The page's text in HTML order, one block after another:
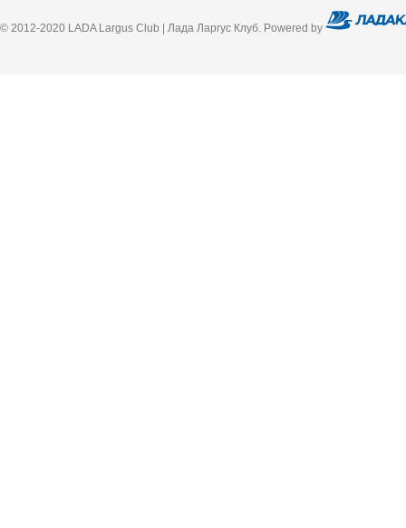
© 2012-2020 LADA Largus Club | Лада Ларгус Клуб. Powered by